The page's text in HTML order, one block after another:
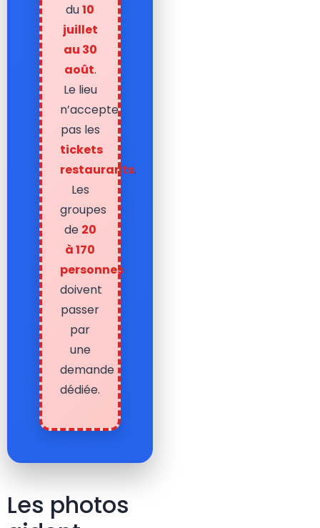
du10
juillet
au 30
août.
Le lieu
n’accepte
pas les
tickets
restaurants.
Les
groupes
de 20
à 170
personnes
doivent
passer
par
une
demande
dédiée.
Les photos